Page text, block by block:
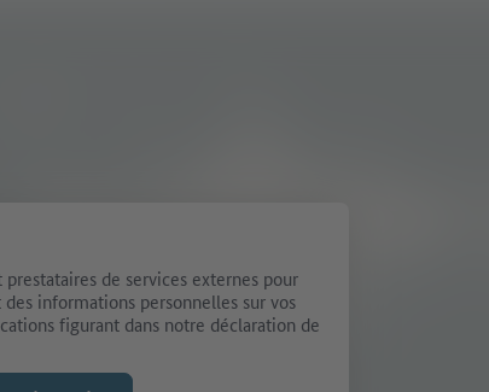
de services externes pour
informations personnelles sur vos
figurant dans notre déclaration de